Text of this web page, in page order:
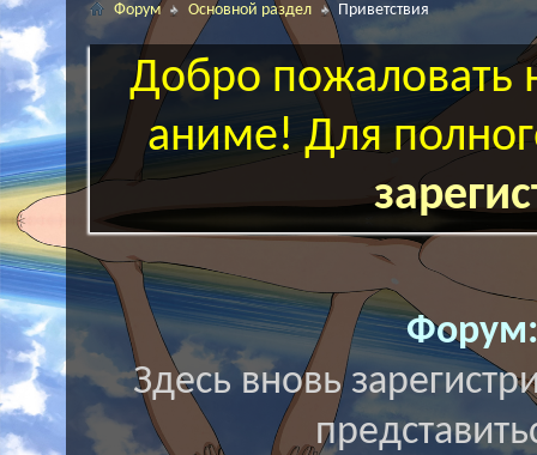
Форум Основной раздел Приветствия
Добро пожаловать
аниме! Для
Здесь вновь